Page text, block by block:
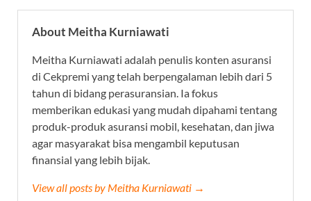
About Meitha Kurniawati
Meitha Kurniawati adalah penulis konten asuransi
di Cekpremi yang telah berpengalaman lebih dari 5
tahun di bidang perasuransian. Ia fokus
memberikan edukasi yang mudah dipahami tentang
produk-produk asuransi mobil, kesehatan, dan jiwa
agar masyarakat bisa mengambil keputusan
finansial yang lebih bijak.
View all posts by Meitha Kurniawati →